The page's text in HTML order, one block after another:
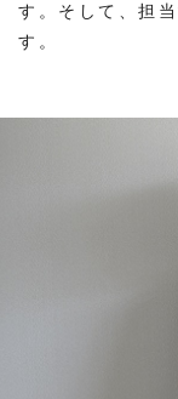
す。そして、担
す。